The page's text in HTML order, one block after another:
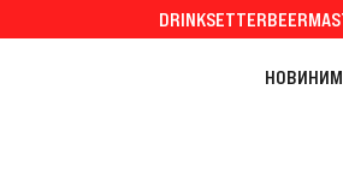
DRINKSETTER
НОВИНИ